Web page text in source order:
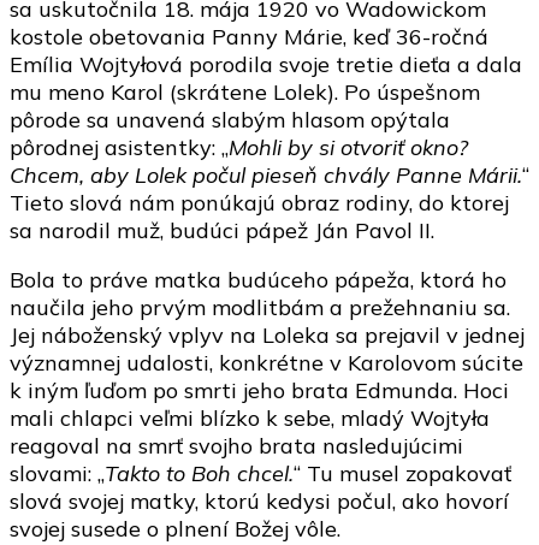
sa uskutočnila 18. mája 1920 vo Wadowickom
kostole obetovania Panny Márie, keď 36-ročná
Emília Wojtyłová porodila svoje tretie dieťa a dala
mu meno Karol (skrátene Lolek). Po úspešnom
pôrode sa unavená slabým hlasom opýtala
pôrodnej asistentky: „Mohli by si otvoriť okno?
Chcem, aby Lolek počul pieseň chvály Panne Márii.“
Tieto slová nám ponúkajú obraz rodiny, do ktorej
sa narodil muž, budúci pápež Ján Pavol II.
Bola to práve matka budúceho pápeža, ktorá ho
naučila jeho prvým modlitbám a prežehnaniu sa.
Jej náboženský vplyv na Loleka sa prejavil v jednej
významnej udalosti, konkrétne v Karolovom súcite
k iným ľuďom po smrti jeho brata Edmunda. Hoci
mali chlapci veľmi blízko k sebe, mladý Wojtyła
reagoval na smrť svojho brata nasledujúcimi
slovami: „Takto to Boh chcel.“ Tu musel zopakovať
slová svojej matky, ktorú kedysi počul, ako hovorí
svojej susede o plnení Božej vôle.